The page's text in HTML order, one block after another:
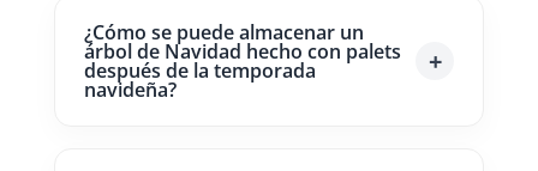
¿Cómo se puede almacenar un
árbol de Navidad hecho con palets
después de la temporada
navideña?